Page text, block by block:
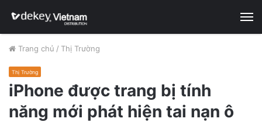
Trang chủ / Thị Trường
Thị Trường
iPhone được trang bị tính
năng mới phát hiện tai nạn ô